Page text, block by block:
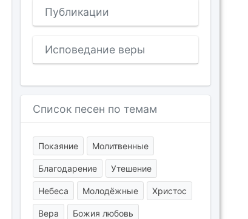
Публикации
Исповедание веры
Список песен по темам
Покаяние Молитвенные
Благодарение Утешение
Небеса Молодёжные Христос
Вера Божия любовь